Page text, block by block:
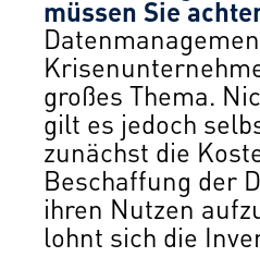
müssen Sie
großes Thema.
gilt es jedoch
zunächst die
Beschaffung der
ihren Nutzen
lohnt sich die